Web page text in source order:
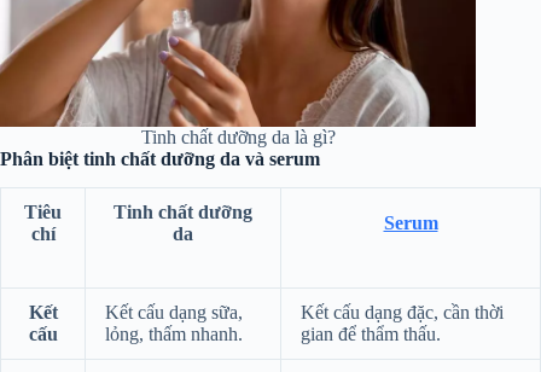
Tinh chất dưỡng da là gì?
Phân biệt tinh chất dưỡng da và serum
Tiêu
chí
Tinh chất dưỡng
da
Serum
Kết
cấu
Kết cấu dạng sữa,
lỏng, thấm nhanh.
Kết cấu dạng đặc, cần thời
gian để thẩm thấu.